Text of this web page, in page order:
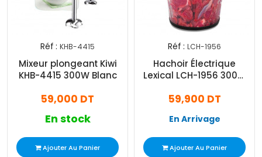
Réf : KHB-4415
Mixeur plongeant Kiwi
KHB-4415 300W Blanc
59,000 DT
En stock
Ajouter Au Panier
Réf : LCH-1956
Hachoir Électrique
Lexical LCH-1956 300W
59,900 DT
En Arrivage
Ajouter Au Panier